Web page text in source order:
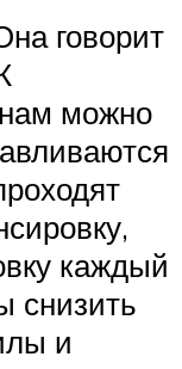
говорит
можно
каждый
снизить
и